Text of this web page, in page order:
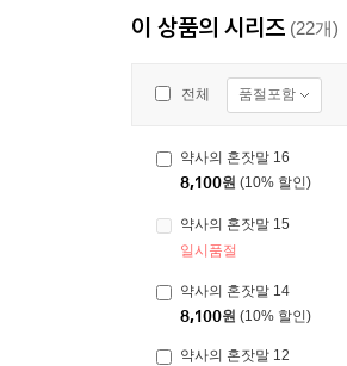
이 상품의 시리즈 (22개)
전체 품절포함
약사의 혼잣말 16
8,100원 (10% 할인)
약사의 혼잣말 15
일시품절
약사의 혼잣말 14
8,100원 (10% 할인)
약사의 혼잣말 12